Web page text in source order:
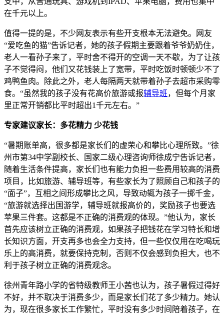
在千元以上。
值得一提的是，不少网友表示有些开支根本无法避免。网友
“爱吃鱼的猫”告诉记者，她的孩子假期主要跟着爷爷奶奶住，
老人一看孙子来了，平时舍不得开的空调一天不歇，为了让孩
子不觉得闷，他们又花钱装上了宽带，平时吃饭时顿顿少不了
鸡鸭鱼肉。除此之外，老人每隔两天就带着孙子去超市采购零
食。“虽然我的孩子没有花高价旅游或报辅导班，但每个月家
里正常开销都比平时超出1千元左右。”
专家建议家长：多花精力 少花钱
“暑期账单高，很多都是家长们的虚荣心和攀比心理所致。”徐
州市第34中学副校长、国家二级心理咨询师徐成宁告诉记者，
随着生活条件提高，家长们也有能力负担一些费用较高的消费
项目，比如旅游、辅导班等，有些家长为了照顾自己和孩子的
“面子”，互相之间形成攀比之风，导致动辄为孩子一掷千金，
“旅游就选择出国游学，辅导班就报高价的，奖励孩子也要选
苹果三件套。这都是不正确的消费观的体现。”他认为，家长
首先应该树立正确的消费观，如果孩子把钱花在学习特长和增
长知识方面，开支再多也会全力支持，但一些仅仅用在吃喝玩
乐上的高消费，就要保持克制，否则不仅会感到负担大，也不
利于孩子树立正确的消费观念。
徐州青年路小学的省特级教师王小茜也认为，孩子暑假过得好
不好，并不取决于消费多少，而是家长们花了多少精力。她认
为，现在很多家长工作繁忙，平时没有多少时间陪着孩子，在